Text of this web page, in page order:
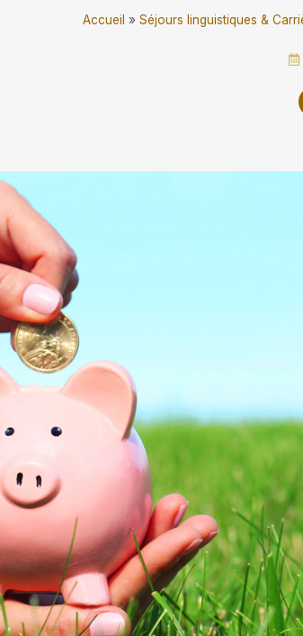
Accueil » Séjours linguistiques &